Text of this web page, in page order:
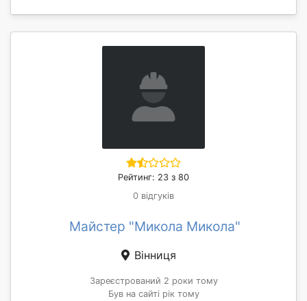
Рейтинг: 23 з 80
0 відгуків
Майстер "Микола Микола"
Вінниця
Зареєстрований 2 роки тому
Був на сайті рік тому